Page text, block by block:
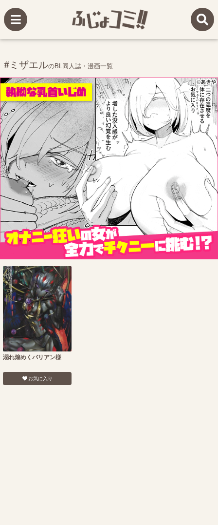
#ミザエルのBL同人誌・漫画一覧
溺れ煌めくバリアン様
お気に入り